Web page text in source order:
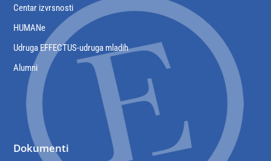
Centar izvrsnosti
HUMANe
Udruga EFFECTUS-udruga mladih
Alumni
Dokumenti